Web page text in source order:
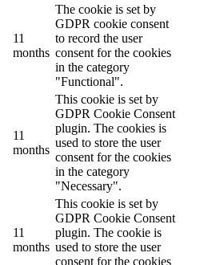
11
months
The cookie is set by
GDPR cookie consent
to record the user
consent for the cookies
in the category
"Functional".
11
months
This cookie is set by
GDPR Cookie Consent
plugin. The cookies is
used to store the user
consent for the cookies
in the category
"Necessary".
11
months
This cookie is set by
GDPR Cookie Consent
plugin. The cookie is
used to store the user
consent for the cookies